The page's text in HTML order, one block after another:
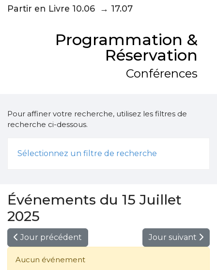
Partir en Livre 10.06 → 17.07
Programmation &
Réservation
Conférences
Pour affiner votre recherche, utilisez les filtres de
recherche ci-dessous.
Sélectionnez un filtre de recherche
Événements du 15 Juillet
2025
Jour précédent Jour suivant
Aucun événement